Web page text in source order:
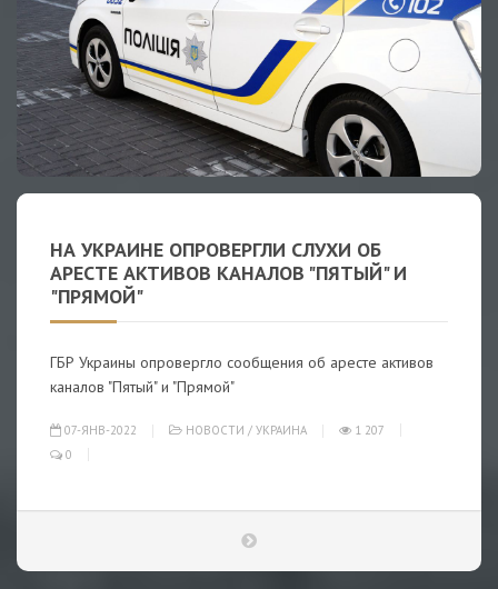
НА УКРАИНЕ ОПРОВЕРГЛИ СЛУХИ ОБ
АРЕСТЕ АКТИВОВ КАНАЛОВ "ПЯТЫЙ" И
"ПРЯМОЙ"
ГБР Украины опровергло сообщения об аресте активов
каналов "Пятый" и "Прямой"
07-ЯНВ-2022 НОВОСТИ / УКРАИНА
1 207
0